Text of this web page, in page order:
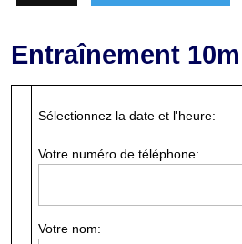
Entraînement 10m
Sélectionnez la date et l'heure:
Votre numéro de téléphone:
Votre nom: